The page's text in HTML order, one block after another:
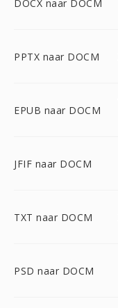
DOCX naar DOCM
PPTX naar DOCM
EPUB naar DOCM
JFIF naar DOCM
TXT naar DOCM
PSD naar DOCM